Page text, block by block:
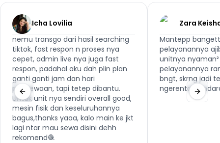
Icha Lovilia
nemu transgo dari hasil searching
tiktok, fast respon n proses nya
cepet, admin live nya juga fast
respon, padahal aku dah plin plan
ganti ganti jam dan hari
penyewaan, tapi tetep dibantu.
Untuk unit nya sendiri overall good,
mesin fisik dan keseluruhannya
bagus,thanks yaaa, kalo main ke jkt
lagi ntar mau sewa disini dehh
rekomend🧶
Zara
Mantepp
pelayanannya
unitnya
pelayanannya
bngt, skrng jadi
ngerental